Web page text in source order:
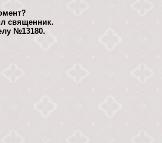
священник.
№13180.